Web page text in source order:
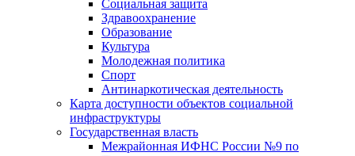
Социальная защита
Здравоохранение
Образование
Культура
Молодежная политика
Спорт
Антинаркотическая деятельность
Карта доступности объектов социальной
инфраструктуры
Государственная власть
Межрайонная ИФНС России №9 по